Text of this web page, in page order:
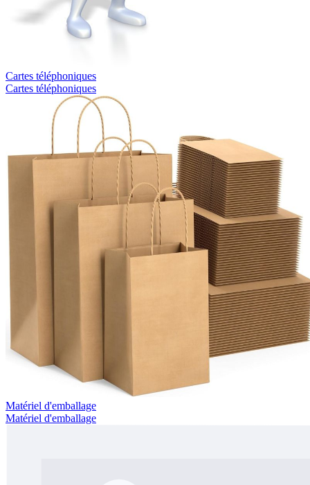
Cartes téléphoniques
Cartes téléphoniques
Matériel d'emballage
Matériel d'emballage